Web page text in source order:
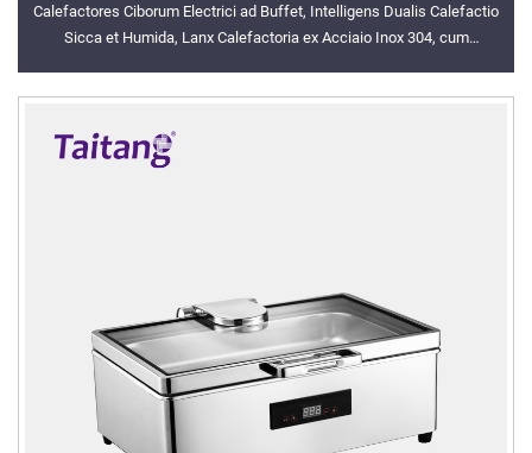
Calefactores Ciborum Electrici ad Buffet, Intelligens Dualis Calefactio
Sicca et Humida, Lanx Calefactoria ex Acciaio Inox 304, cum